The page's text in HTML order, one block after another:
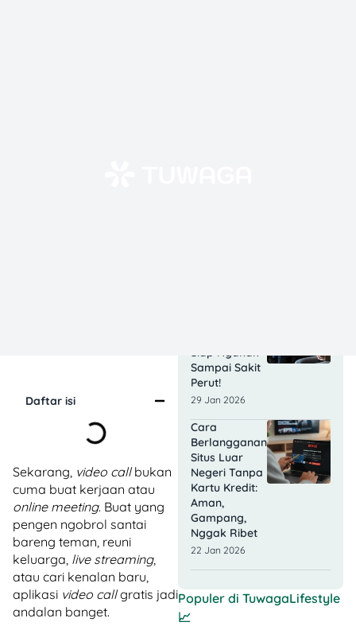
Daftar isi
Sekarang, video callbukan
cuma buat kerjaan atau
online meeting. Buat yang
pengen ngobrol santai
bareng teman, reuni
keluarga, live streaming,
atau cari kenalan baru,
aplikasi video callgratis jadi
andalan banget.
Siap Ngakak
Sampai Sakit
Perut!
29 Jan 2026
Cara
Berlangganan
Situs Luar
Negeri Tanpa
Kartu Kredit:
Aman,
Gampang,
Nggak Ribet
22 Jan 2026
Populer di TuwagaLifestyle
📈